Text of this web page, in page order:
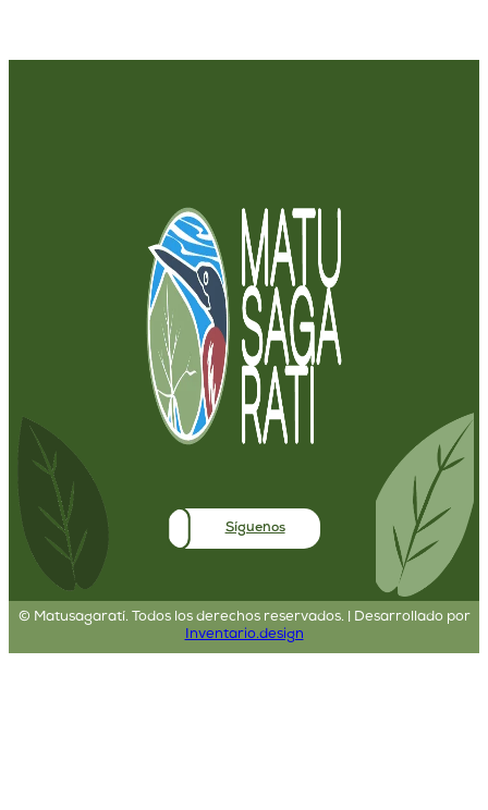
Síguenos
© Matusagaratí. Todos los derechos reservados. | Desarrollado por
Inventario.design